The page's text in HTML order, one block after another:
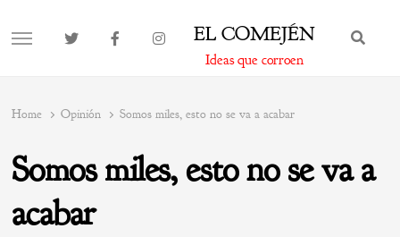
MENU EL COMEJÉN
Ideas que corroen
Home Opinión Somos miles, esto no se va a acabar
Somos miles, esto no se va a
acabar